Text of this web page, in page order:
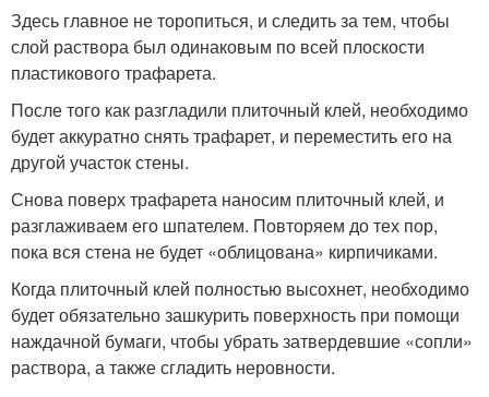
Здесь главное не торопиться, и следить за тем, чтобы
слой раствора был одинаковым по всей плоскости
пластикового трафарета.
После того как разгладили плиточный клей, необходимо
будет аккуратно снять трафарет, и переместить его на
другой участок стены.
Снова поверх трафарета наносим плиточный клей, и
разглаживаем его шпателем. Повторяем до тех пор,
пока вся стена не будет «облицована» кирпичиками.
Когда плиточный клей полностью высохнет, необходимо
будет обязательно зашкурить поверхность при помощи
наждачной бумаги, чтобы убрать затвердевшие «сопли»
раствора, а также сгладить неровности.